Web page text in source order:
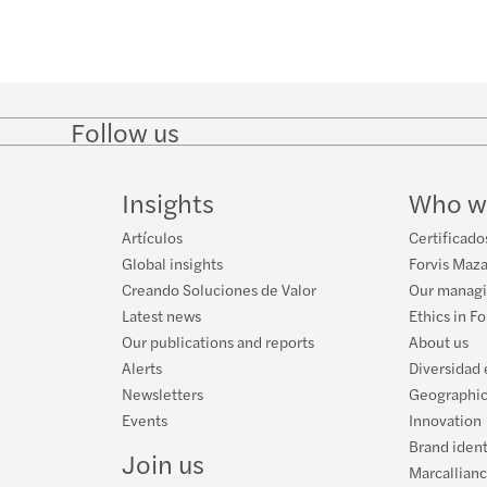
Ley
The
XII
Follow us
on
on
Instagram
on
Insights
Artículos
Global insights
Creando Soluciones de Valor
Latest news
Our publications and reports
Alerts
Newsletters
Events
Join us
Who
Forvis
Our
Ethics in
About us
Diversidad
Innovation
Brand